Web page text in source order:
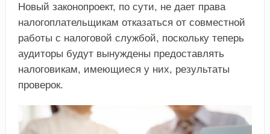
Новый законопроект, по сути, не дает права
налогоплательщикам отказаться от совместной
работы с налоговой службой, поскольку теперь
аудиторы будут вынуждены предоставлять
налоговикам, имеющиеся у них, результаты
проверок.